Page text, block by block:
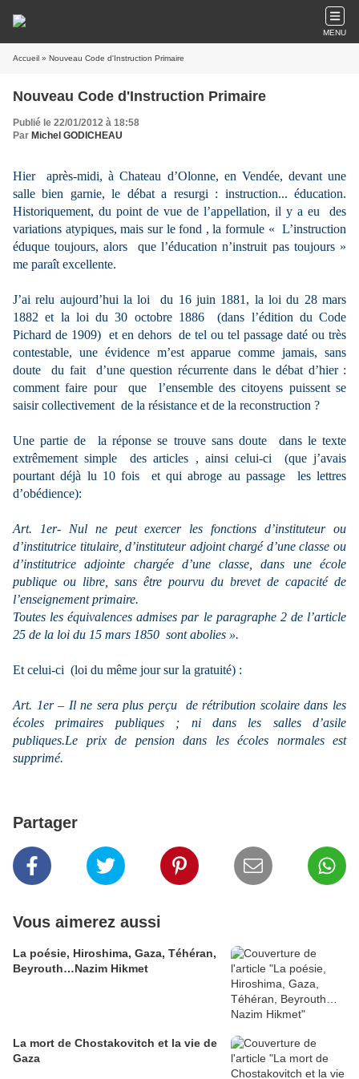
MENU
Accueil » Nouveau Code d'Instruction Primaire
Nouveau Code d'Instruction Primaire
Publié le 22/01/2012 à 18:58
Par Michel GODICHEAU
Hier après-midi, à Chateau d’Olonne, en Vendée, devant une
salle bien garnie, le débat a resurgi : instruction... éducation.
Historiquement, du point de vue de l’appellation, il y a eu des
variations atypiques, mais sur le fond , la formule « L’instruction
éduque toujours, alors que l’éducation n’instruit pas toujours »
me paraît excellente.
J’ai relu aujourd’hui la loi du 16 juin 1881, la loi du 28 mars
1882 et la loi du 30 octobre 1886 (dans l’édition du Code
Pichard de 1909) et en dehors de tel ou tel passage daté ou très
contestable, une évidence m’est apparue comme jamais, sans
doute du fait d’une question récurrente dans le débat d’hier :
comment faire pour que l’ensemble des citoyens puissent se
saisir collectivement de la résistance et de la reconstruction ?
Une partie de la réponse se trouve sans doute dans le texte
extrêmement simple des articles , ainsi celui-ci (que j’avais
pourtant déjà lu 10 fois et qui abroge au passage les lettres
d’obédience):
Art. 1er- Nul ne peut exercer les fonctions d’instituteur ou
d’institutrice titulaire, d’instituteur adjoint chargé d’une classe ou
d’institutrice adjointe chargée d’une classe, dans une école
publique ou libre, sans être pourvu du brevet de capacité de
l’enseignement primaire.
Toutes les équivalences admises par le paragraphe 2 de l’article
25 de la loi du 15 mars 1850 sont abolies ».
Et celui-ci (loi du même jour sur la gratuité) :
Art. 1er – Il ne sera plus perçu de rétribution scolaire dans les
écoles primaires publiques ; ni dans les salles d’asile
publiques.Le prix de pension dans les écoles normales est
supprimé.
Partager
Vous aimerez aussi
La poésie, Hiroshima, Gaza, Téhéran,
Beyrouth…Nazim Hikmet
La mort de Chostakovitch et la vie de
Gaza